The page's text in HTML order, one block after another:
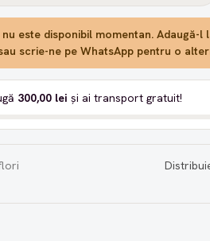
este disponibil momentan. Adaugă-l
scrie-ne pe WhatsApp pentru o
300,00 lei și ai transport gratuit!